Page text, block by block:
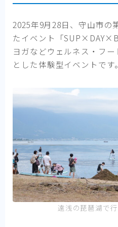
2025年9月28日、守山市の
たイベント「
ヨガなどウェルネス・フ
とした体験型イベントです。
遠浅の琵琶湖で